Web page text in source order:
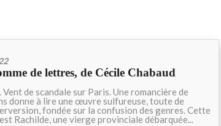
de lettres, de Cécile Chabaud
Vent de scandale sur Paris. Une romancière de
donne à lire une œuvre sulfureuse, toute de
fondée sur la confusion des genres. Cette
Rachilde, une vierge provinciale débarquée...